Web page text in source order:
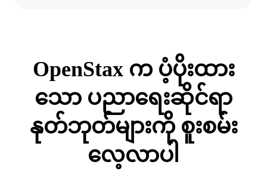
OpenStax က ပံ့ပိုးထား
သော ပညာရေးဆိုင်ရာ
နုတ်ဘုတ်များကို စူးစမ်း
လေ့လာပါ